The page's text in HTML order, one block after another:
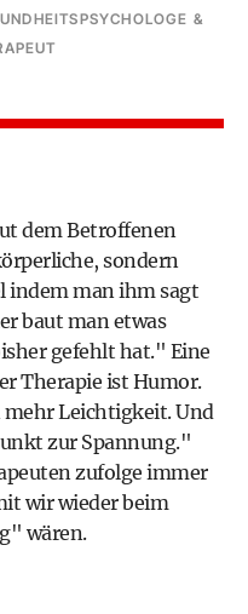
&
dem Betroffenen
sondern
indem man ihm sagt
baut man etwas
gefehlt hat." Eine
Therapie ist Humor.
Leichtigkeit. Und
zur Spannung."
zufolge immer
wir wieder beim
wären.